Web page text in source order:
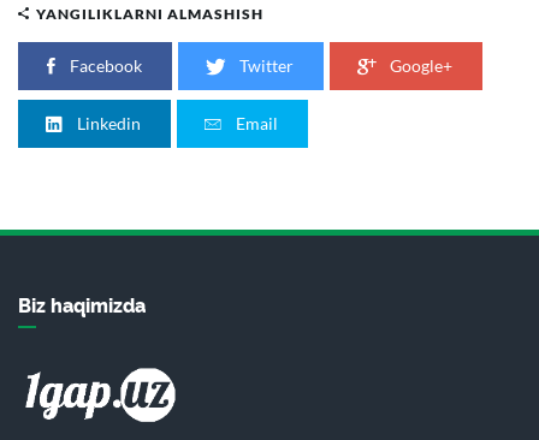
YANGILIKLARNI ALMASHISH
Facebook Twitter Google+
Linkedin Email
Biz haqimizda